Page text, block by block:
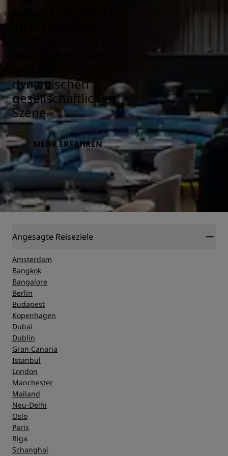
dynamischen
gesellschaftlichen
Szene.
MEHR ERFAHREN
Angesagte Reiseziele
Amsterdam
Bangkok
Bangalore
Berlin
Budapest
Kopenhagen
Dubai
Dublin
Gran Canaria
Istanbul
London
Manchester
Mailand
Neu-Delhi
Oslo
Paris
Riga
Schanghai